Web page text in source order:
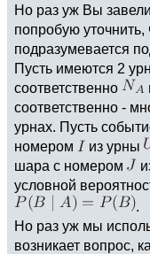
Но раз уж Вы
попробую
подразумевается
Пусть имеются 2
соответственно
соответственно -
урнах. Пусть
номером
из урны
шара с номером
условной
.
Но раз уж мы
возникает вопрос,